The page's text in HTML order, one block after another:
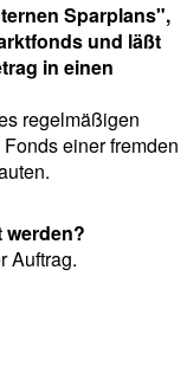
Sparplans",
und läßt
in einen
regelmäßigen
einer fremden
werden?
Auftrag.